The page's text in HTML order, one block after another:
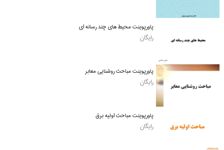
پاورپوینت محیط های چند رسانه ای
رایگان
پاورپوینت مباحث روشنایی معابر
رایگان
پاورپوینت مباحث اولیه برق
رایگان